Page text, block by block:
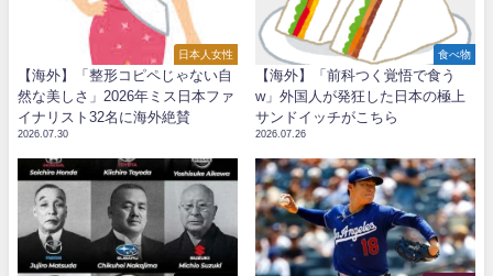
日本人女性
【海外】「整形コピペじゃない自
然な美しさ」2026年ミス日本ファ
イナリスト32名に海外絶賛
2026.07.30
食べ物
【海外】「前科つく覚悟で食う
w」外国人が発狂した日本の極上
サンドイッチがこちら
2026.07.26